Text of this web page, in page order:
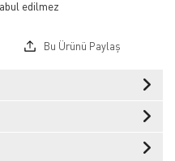
Bu Ürünü Paylaş